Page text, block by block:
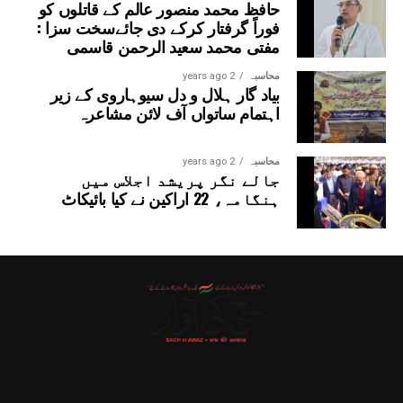
حافظ محمد منصور عالم کے قاتلوں کو
فوراً گرفتار کرکے دی جائےسخت سزا :
مفتی محمد سعید الرحمن قاسمی
محاسبہ 2 years ago
بیاد گار ہلال و دل سیوہاروی کے زیر
اہتمام ساتواں آف لائن مشاعرہ
محاسبہ 2 years ago
جالے نگر پریشد اجلاس میں
ہنگامہ، 22 اراکین نے کیا بائیکاٹ